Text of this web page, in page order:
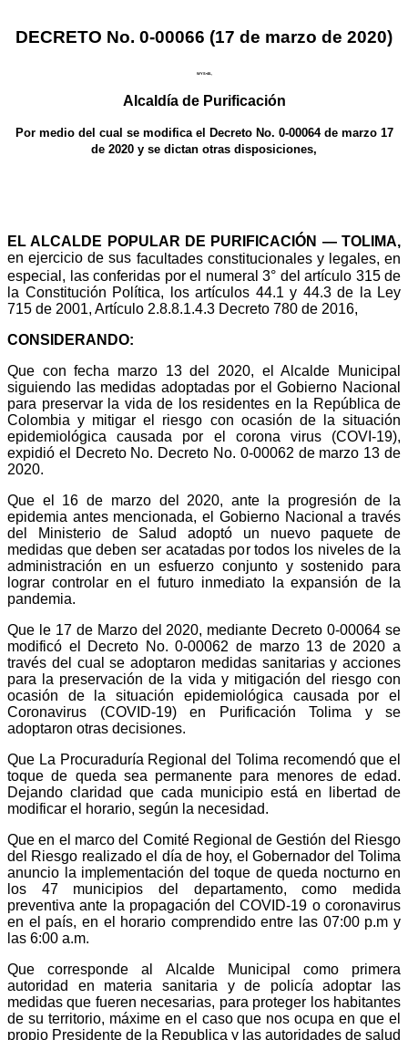
DECRETO No. 0-00066 (17 de marzo de 2020)
WYS•40.,
Alcaldía de Purificación
Por medio del cual se modifica el Decreto No. 0-00064 de marzo 17
de 2020 y se dictan otras disposiciones,
EL ALCALDE POPULAR DE PURIFICACIÓN — TOLIMA,
en ejercicio de sus facultades constitucionales y legales, en
especial, las conferidas por el numeral 3° del artículo 315 de
la Constitución Política, los artículos 44.1 y 44.3 de la Ley
715 de 2001, Artículo 2.8.8.1.4.3 Decreto 780 de 2016,
CONSIDERANDO:
Que con fecha marzo 13 del 2020, el Alcalde Municipal
siguiendo las medidas adoptadas por el Gobierno Nacional
para preservar la vida de los residentes en la República de
Colombia y mitigar el riesgo con ocasión de la situación
epidemiológica causada por el corona virus (COVI-19),
expidió el Decreto No. Decreto No. 0-00062 de marzo 13 de
2020.
Que el 16 de marzo del 2020, ante la progresión de la
epidemia antes mencionada, el Gobierno Nacional a través
del Ministerio de Salud adoptó un nuevo paquete de
medidas que deben ser acatadas por todos los niveles de la
administración en un esfuerzo conjunto y sostenido para
lograr controlar en el futuro inmediato la expansión de la
pandemia.
Que le 17 de Marzo del 2020, mediante Decreto 0-00064 se
modificó el Decreto No. 0-00062 de marzo 13 de 2020 a
través del cual se adoptaron medidas sanitarias y acciones
para la preservación de la vida y mitigación del riesgo con
ocasión de la situación epidemiológica causada por el
Coronavirus (COVID-19) en Purificación Tolima y se
adoptaron otras decisiones.
Que La Procuraduría Regional del Tolima recomendó que el
toque de queda sea permanente para menores de edad.
Dejando claridad que cada municipio está en libertad de
modificar el horario, según la necesidad.
Que en el marco del Comité Regional de Gestión del Riesgo
del Riesgo realizado el día de hoy, el Gobernador del Tolima
anuncio la implementación del toque de queda nocturno en
los 47 municipios del departamento, como medida
preventiva ante la propagación del COVID-19 o coronavirus
en el país, en el horario comprendido entre las 07:00 p.m y
las 6:00 a.m.
Que corresponde al Alcalde Municipal como primera
autoridad en materia sanitaria y de policía adoptar las
medidas que fueren necesarias, para proteger los habitantes
de su territorio, máxime en el caso que nos ocupa en que el
propio Presidente de la Republica y las autoridades de salud